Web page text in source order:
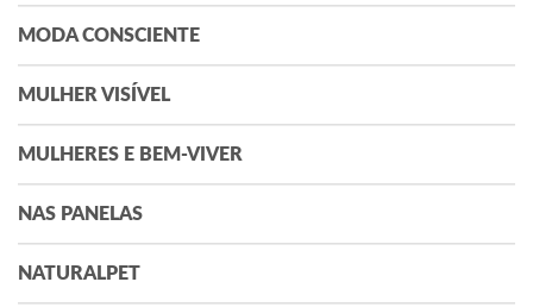
MODA CONSCIENTE
MULHER VISÍVEL
MULHERES E BEM-VIVER
NAS PANELAS
NATURALPET